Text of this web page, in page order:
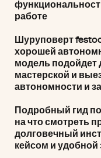
работе
Шуруповерт
хорошей
модель подойдет
мастерской и
автономности и
Подробный гид
на что смотреть
долговечный
кейсом и удобной